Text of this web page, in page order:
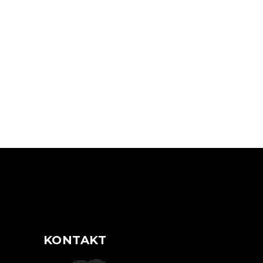
KONTAKT